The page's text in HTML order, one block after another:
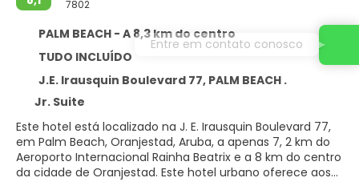
7802
PALM BEACH - A 8,3 km do centro
TUDO INCLUÍDO
J.E. Irausquin Boulevard 77, PALM BEACH .
Jr. Suite
Este hotel está localizado na J. E. Irausquin Boulevard 77,
em Palm Beach, Oranjestad, Aruba, a apenas 7, 2 km do
Aeroporto Internacional Rainha Beatrix e a 8 km do centro
da cidade de Oranjestad. Este hotel urbano oferece aos
Entre em contato conosco